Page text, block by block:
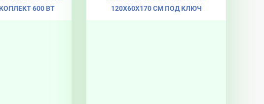
600 ВТ
120X60X170 CМ ПОД КЛЮЧ